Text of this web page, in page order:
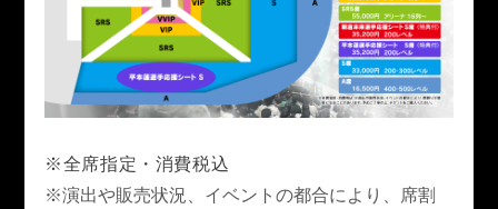
LANDMARK vol.5 LANDMARK vol.4
LANDMARK vol.3 LANDMARK vol.2
LANDMARK vol.1
※全席指定・消費税込
※演出や販売状況、イベントの都合により、席割